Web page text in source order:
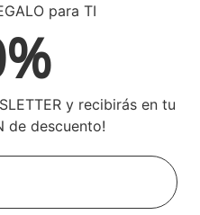
para TI
y recibirás en tu
de descuento!